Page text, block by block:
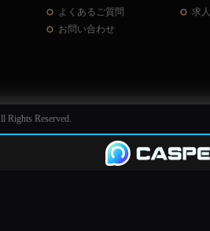
よくあるご質問
求
お問い合わせ
Rights Reserved.